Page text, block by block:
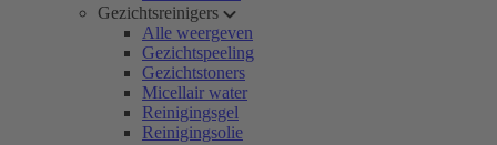
Gezichtsreinigers
Alle weergeven
Gezichtspeeling
Gezichtstoners
Micellair water
Reinigingsgel
Reinigingsolie